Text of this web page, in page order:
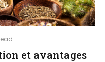
et avantages